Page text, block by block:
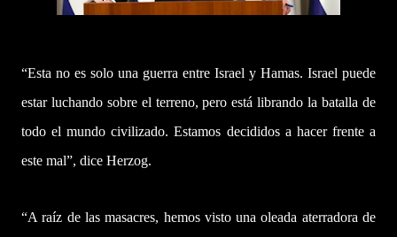
“Esta no es solo una guerra entre Israel y Hamas. Israel puede
estar luchando sobre el terreno, pero está librando la batalla de
todo el mundo civilizado. Estamos decididos a hacer frente a
este mal”, dice Herzog.
“A raíz de las masacres, hemos visto una oleada aterradora de